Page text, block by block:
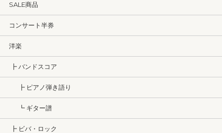
SALE商品
コンサート半券
洋楽
┣ バンドスコア
┣ ピアノ弾き語り
┗ ギター譜
┣ ビバ・ロック